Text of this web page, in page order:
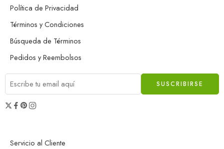
Política de Privacidad
Términos y Condiciones
Búsqueda de Términos
Pedidos y Reembolsos
Servicio al Cliente